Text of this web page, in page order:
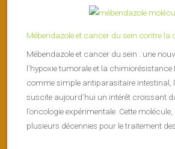
Mébendazole et cancer du sein contre
Mébendazole et cancer du sein : une
l’hypoxie tumorale et la
comme simple antiparasitaire intestinal,
suscite aujourd’hui un intérêt croissant
l’oncologie expérimentale. Cette
plusieurs décennies pour le traitement